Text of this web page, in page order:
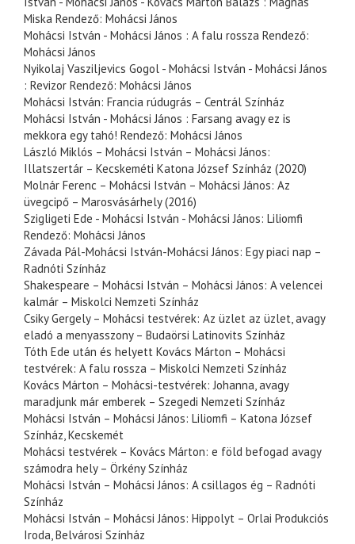
Miska Rendező: Mohácsi János
Mohácsi István - Mohácsi János : A falu rossza Rendező:
Mohácsi János
Nyikolaj Vasziljevics Gogol - Mohácsi István - Mohácsi János
: Revizor Rendező: Mohácsi János
Mohácsi István: Francia rúdugrás – Centrál Színház
Mohácsi István - Mohácsi János : Farsang avagy ez is
mekkora egy tahó! Rendező: Mohácsi János
László Miklós – Mohácsi István – Mohácsi János:
Illatszertár – Kecskeméti Katona József Színház (2020)
Molnár Ferenc – Mohácsi István – Mohácsi János: Az
üvegcipő – Marosvásárhely (2016)
Szigligeti Ede - Mohácsi István - Mohácsi János: Liliomfi
Rendező: Mohácsi János
Závada Pál-Mohácsi István-Mohácsi János: Egy piaci nap –
Radnóti Színház
Shakespeare – Mohácsi István – Mohácsi János: A velencei
kalmár – Miskolci Nemzeti Színház
Csiky Gergely – Mohácsi testvérek: Az üzlet az üzlet, avagy
eladó a menyasszony – Budaörsi Latinovits Színház
Tóth Ede után és helyett Kovács Márton – Mohácsi
testvérek: A falu rossza – Miskolci Nemzeti Színház
Kovács Márton – Mohácsi-testvérek: Johanna, avagy
maradjunk már emberek – Szegedi Nemzeti Színház
Mohácsi István – Mohácsi János: Liliomfi – Katona József
Színház, Kecskemét
Mohácsi testvérek – Kovács Márton: e föld befogad avagy
számodra hely – Örkény Színház
Mohácsi István – Mohácsi János: A csillagos ég – Radnóti
Színház
Mohácsi István – Mohácsi János: Hippolyt – Orlai Produkciós
Iroda, Belvárosi Színház